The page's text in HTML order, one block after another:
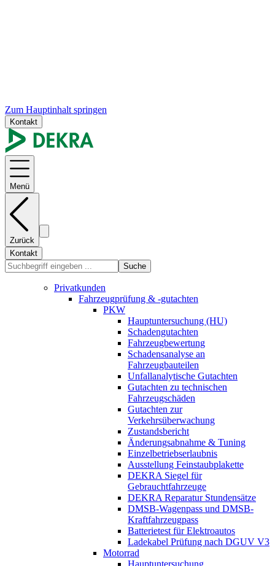
Zum Hauptinhalt springen
Kontakt
Menü
Zurück
Kontakt
Suche
Privatkunden
Fahrzeugprüfung & -gutachten
PKW
Hauptuntersuchung (HU)
Schadengutachten
Fahrzeugbewertung
Schadensanalyse an
Fahrzeugbauteilen
Unfallanalytische Gutachten
Gutachten zu technischen
Fahrzeugschäden
Gutachten zur
Verkehrsüberwachung
Zustandsbericht
Änderungsabnahme & Tuning
Einzelbetriebserlaubnis
Ausstellung Feinstaubplakette
DEKRA Siegel für
Gebrauchtfahrzeuge
DEKRA Reparatur Stundensätze
DMSB-Wagenpass und DMSB-
Kraftfahrzeugpass
Batterietest für Elektroautos
Ladekabel Prüfung nach DGUV V3
Motorrad
Hauptuntersuchung